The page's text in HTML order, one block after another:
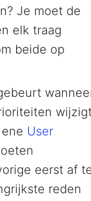
Je moet de
elk traag
beide op
User
eerst af
reden